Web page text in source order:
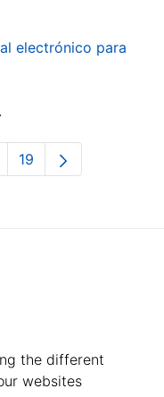
electrónico para
Pages Use
Page
19
the different
websites